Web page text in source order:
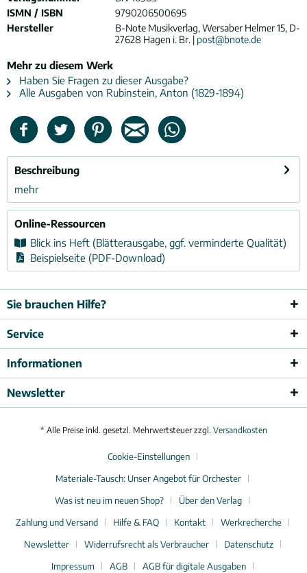
ISMN / ISBN
9790206500695
Hersteller
B-Note Musikverlag, Wersaber Helmer 15, D-
27628 Hagen i. Br. | post@bnote.de
Mehr zu diesem Werk
Haben Sie Fragen zu dieser Ausgabe?
Alle Ausgaben von Rubinstein, Anton (1829-1894)
Beschreibung
mehr
Online-Ressourcen
Blick ins Heft (Blätterausgabe, ggf. verminderte Qualität)
Beispielseite (PDF-Download)
Sie brauchen Hilfe?
Service
Informationen
Newsletter
* Alle Preise inkl. gesetzl. Mehrwertsteuer zzgl. Versandkosten
Cookie-Einstellungen
Materiale-Tausch: Unser Angebot für Orchester
Was ist neu im neuen Shop?
Über den Verlag
Zahlung und Versand
Hilfe & FAQ Kontakt
Werkrecherche
Newsletter
Widerrufsrecht als Verbraucher
Datenschutz
Impressum
AGB
AGB für digitale Ausgaben